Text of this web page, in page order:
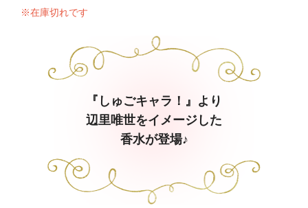
※在庫切れです
『しゅごキャラ！』より
辺里唯世をイメージした
香水が登場♪